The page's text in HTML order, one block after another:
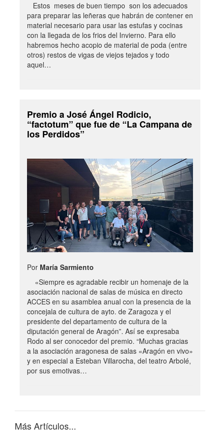
Estos meses de buen tiempo son los adecuados
para preparar las leñeras que habrán de contener en
material necesario para usar las estufas y cocinas
con la llegada de los frios del Invierno. Para ello
habremos hecho acopio de material de poda (entre
otros) restos de vigas de viejos tejados y todo
aquel…
Premio a José Ángel Rodicio,
“factotum” que fue de “La Campana de
los Perdidos”
Por María Sarmiento
«Siempre es agradable recibir un homenaje de la
asociación nacional de salas de música en directo
ACCES en su asamblea anual con la presencia de la
concejala de cultura de ayto. de Zaragoza y el
presidente del departamento de cultura de la
diputación general de Aragón”. Así se expresaba
Rodo al ser conocedor del premio. “Muchas gracias
a la asociación aragonesa de salas «Aragón en vivo»
y en especial a Esteban Villarocha, del teatro Arbolé,
por sus emotivas…
Más Artículos...